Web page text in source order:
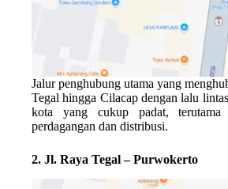
Jalur penghubung utama yang
Tegal hingga Cilacap dengan lalu
kota yang cukup padat, terutama
perdagangan dan distribusi.
2. Jl. Raya Tegal – Purwokerto